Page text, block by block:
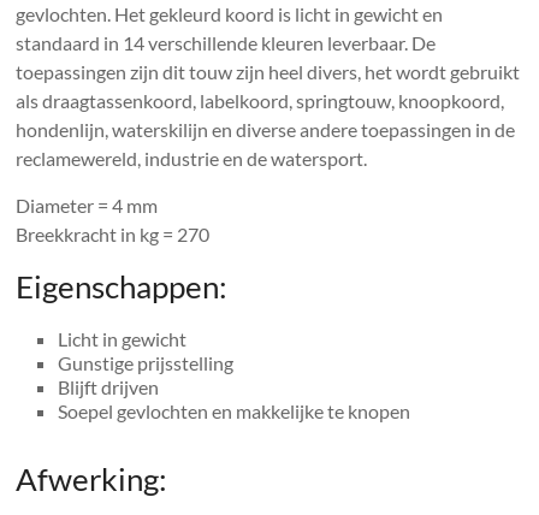
gevlochten. Het gekleurd koord is licht in gewicht en
standaard in 14 verschillende kleuren leverbaar. De
toepassingen zijn dit touw zijn heel divers, het wordt gebruikt
als draagtassenkoord, labelkoord, springtouw, knoopkoord,
hondenlijn, waterskilijn en diverse andere toepassingen in de
reclamewereld, industrie en de watersport.
Diameter = 4 mm
Breekkracht in kg = 270
Eigenschappen:
Licht in gewicht
Gunstige prijsstelling
Blijft drijven
Soepel gevlochten en makkelijke te knopen
Afwerking: